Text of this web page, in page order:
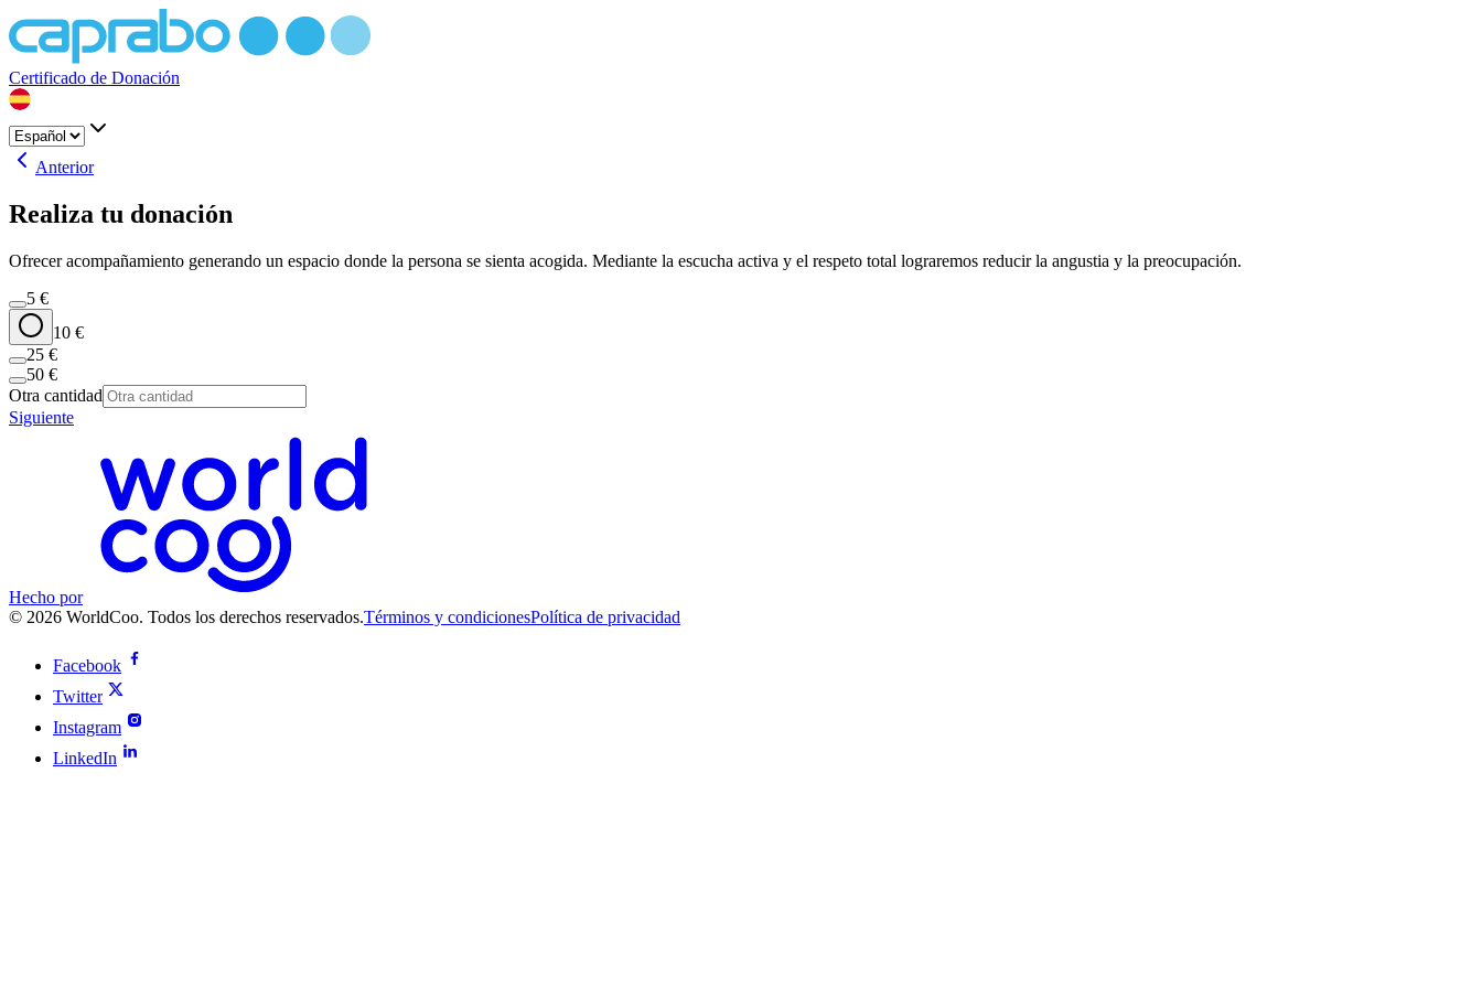
Certificado de Donación
Anterior
Realiza tu donación
Ofrecer acompañamiento generando un espacio donde la persona se sienta acogida. Mediante la escucha activa y el respeto total lograremos reducir la angustia y la preocupación.
5 €
10 €
25 €
50 €
Otra cantidad
Siguiente
Hecho por
© 2026 WorldCoo. Todos los derechos reservados.Términos y condicionesPolítica de privacidad
Facebook
Twitter
Instagram
LinkedIn